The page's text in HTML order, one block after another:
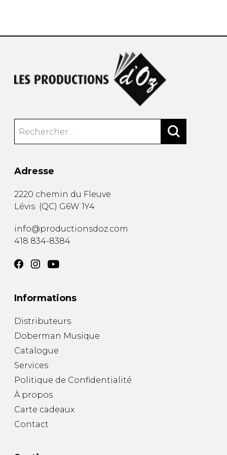
Adresse
2220 chemin du Fleuve
Lévis (QC) G6W 1Y4
info@productionsdoz.com
418 834-8384
Informations
Distributeurs
Doberman Musique
Catalogue
Services
Politique de Confidentialité
À propos
Carte cadeaux
Contact